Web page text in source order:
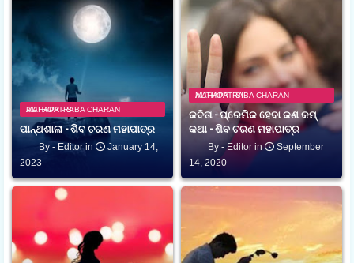
AUTHOR - SIBA CHARAN MAHAPATRA
ପାନ୍ଥଶାଳା - ଶିବ ଚରଣ ମହାପାତ୍ର
Editor
January 14,
2023
AUTHOR - SIBA CHARAN MAHAPATRA
କବିତା - ପ୍ରେମିକ ହେବା କଣ କମ୍
କଥା - ଶିବ ଚରଣ ମହାପାତ୍ର
Editor
September
14, 2020